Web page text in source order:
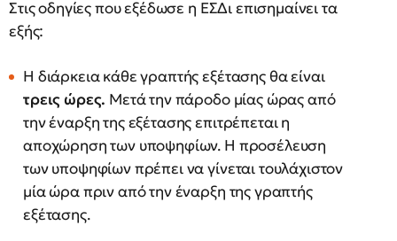
Στις οδηγίες που εξέδωσε η ΕΣΔι επισημαίνει τα
εξής:
Η διάρκεια κάθε γραπτής εξέτασης θα είναι
τρεις ώρες. Μετά την πάροδο μίας ώρας από
την έναρξη της εξέτασης επιτρέπεται η
αποχώρηση των υποψηφίων. Η προσέλευση
των υποψηφίων πρέπει να γίνεται τουλάχιστον
μία ώρα πριν από την έναρξη της γραπτής
εξέτασης.